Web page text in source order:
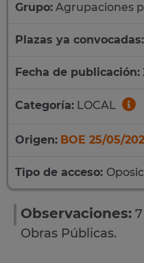
Grupo: Agrupaciones
Plazas ya convocadas:
Fecha de publicación:
Categoría: LOCAL
Origen: BOE 25/05/
Tipo de acceso:
Observaciones:
Obras Públicas.